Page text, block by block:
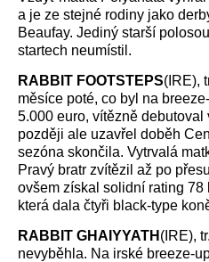
a je ze stejné rodiny jako
Beaufay. Jediný starší
startech neumístil.
RABBIT FOOTSTEPS(IRE),
měsíce poté, co byl na
5.000 euro, vítězně debutoval
později ale uzavřel doběh
sezóna skončila. Vytrvalá
Pravý bratr zvítězil až po
ovšem získal solidní rating 78
která dala čtyři black-type
RABBIT GHAIYYATH (IRE),
nevyběhla. Na irské breeze-